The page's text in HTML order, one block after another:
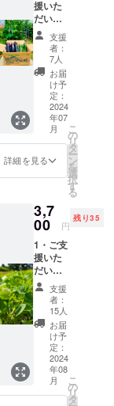
に何とか営
業の職につ
き、来る日
も来る日も
ノルマに追
われ、夜空
を見る余裕
も無いほど
に心が疲
れ、人間味
を失いそう
頑張りまし
たが、数年
で退職
その数年
後、母の病
気が見つか
り、全ての
め、母を救
おうと、毎
日毎日、
ために
通常は
取り除
いてし
まう
の で
すが、
焼いて
もサッ
と茹で
てサラ
ダにし
ても美
してい
たまん
まのヤ
ング
コーン
が出て
きます
よ。 ・
お届け
予定:
2024年
7月末
・受け
渡し方
法: クー
ル便で
援いた
だいた
大切な
支援者
の方々
に御礼
のメー
北海道
産 茄子
(1㎏)
きゅう
り (1㎏)
ナ
スは、
スや麻
婆茄子
に、
きゅう
りはサ
ラダや
漬物に
(上
記の値
段には
クール
代金を
含む送
料が含
まれて
支援
者：
7人
お届
け予
定：
2024
年07
月
詳細を見る
こ
の
リ
タ
ー
ン
を
選
択
す
る
3,7
00 円
残り35
1・ご支
援いた
だいた
大切な
支援者
の方々
に御礼
のメー
北海道
産 枝付
き枝豆
(1㎏) こ
支援
者：
15人
お届
け予
定：
2024
年08
月
こ
の
リ
タ